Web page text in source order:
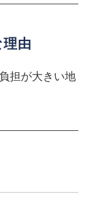
由
担が大きい地